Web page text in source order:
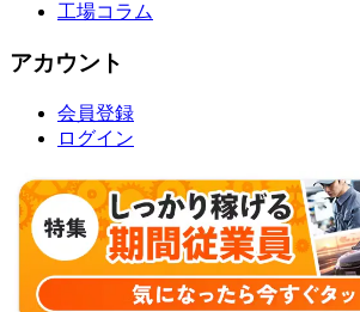
工場コラム
アカウント
会員登録
ログイン